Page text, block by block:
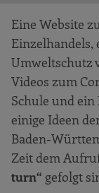
Eine Website
Einzelhandels,
Umweltschutz
Videos zum
Schule und
einige Ideen
Baden-
Zeit dem
turn“ gefolgt